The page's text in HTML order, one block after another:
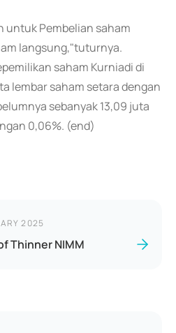
untuk Pembelian saham
langsung,"tuturnya.
saham Kurniadi di
lembar saham setara dengan
sebanyak 13,09 juta
0,06%. (end)
2025
Thinner NIMM